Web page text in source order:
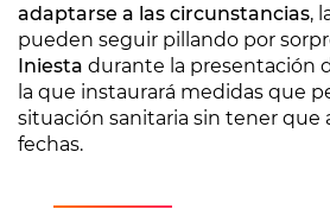
adaptarse a las circunstancias,
pueden seguir pillando por
Iniesta durante la presentación
la que instaurará medidas que
situación sanitaria sin tener que
fechas.